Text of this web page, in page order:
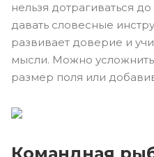
нельзя дотрагиваться
давать словесные
развивает доверие и
мысли. Можно
размер поля или